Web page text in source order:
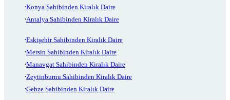
Konya Sahibinden Kiralık Daire
Antalya Sahibinden Kiralık Daire
Eskişehir Sahibinden Kiralık Daire
Mersin Sahibinden Kiralık Daire
Manavgat Sahibinden Kiralık Daire
Zeytinburnu Sahibinden Kiralık Daire
Gebze Sahibinden Kiralık Daire